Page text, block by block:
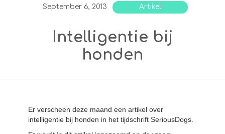
September 6, 2013 Artikel
Intelligentie bij
honden
Er verscheen deze maand een artikel over
intelligentie bij honden in het tijdschrift SeriousDogs.